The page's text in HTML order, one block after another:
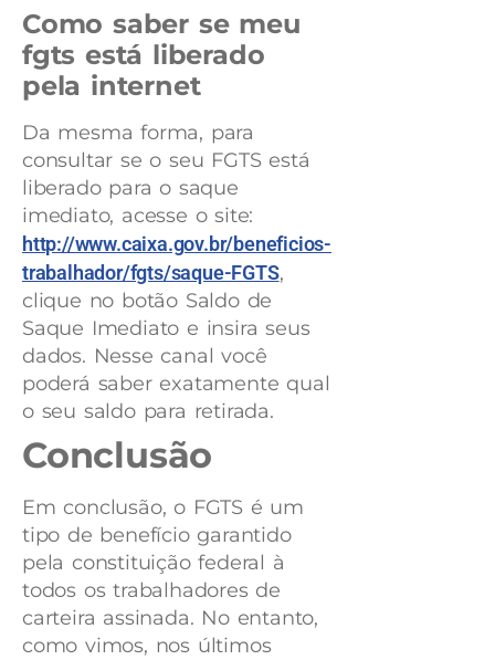
Como saber se meu
fgts está liberado
pela internet
Da mesma forma, para
consultar se o seu FGTS está
liberado para o saque
imediato, acesse o site:
http://www.caixa.gov.br/beneficios-
trabalhador/fgts/saque-FGTS,
clique no botão Saldo de
Saque Imediato e insira seus
dados. Nesse canal você
poderá saber exatamente qual
o seu saldo para retirada.
Conclusão
Em conclusão, o FGTS é um
tipo de benefício garantido
pela constituição federal à
todos os trabalhadores de
carteira assinada. No entanto,
como vimos, nos últimos